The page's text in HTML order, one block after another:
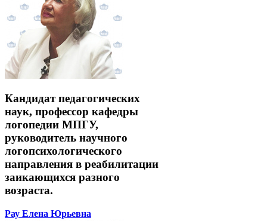
Кандидат педагогических
наук, профессор кафедры
логопедии МПГУ,
руководитель научного
логопсихологического
направления в реабилитации
заикающихся разного
возраста.
Рау Елена Юрьевна